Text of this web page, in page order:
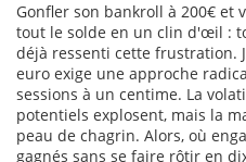
Gonfler son bankroll à 200€
tout le solde en un clin d'œil :
déjà ressenti cette frustration.
euro exige une approche
sessions à un centime. La
potentiels explosent, mais la
peau de chagrin. Alors, où
gagnés sans se faire rôtir en